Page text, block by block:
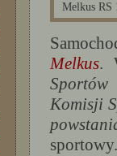
Melkus RS
Melkus.
Sportów
Komisji